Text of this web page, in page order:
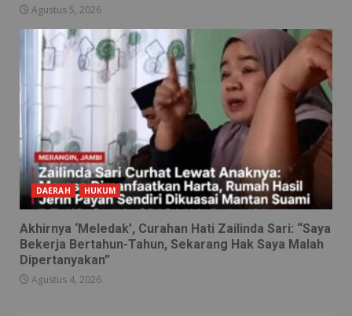
Agustus 5, 2026
DAERAH HUKUM
Akhirnya ‘Meledak’, Curahan Hati Zailinda Sari: “Saya
Bekerja Bertahun-Tahun, Sekarang Hak Saya Malah
Dipertanyakan”
Agustus 4, 2026